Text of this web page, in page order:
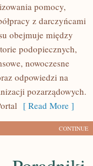
pomocy,
z darczyńcami
obejmuje między
podopiecznych,
nowoczesne
odpowiedzi na
pozarządowych.
[ Read More ]
CONTINUE